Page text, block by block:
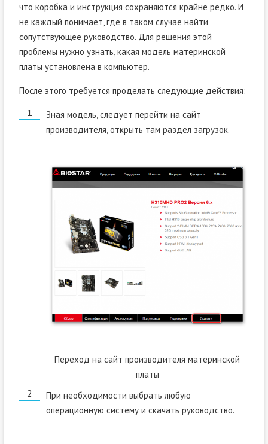
что коробка и инструкция сохраняются крайне редко. И
не каждый понимает, где в таком случае найти
сопутствующее руководство. Для решения этой
проблемы нужно узнать, какая модель материнской
платы установлена в компьютер.
После этого требуется проделать следующие действия:
Зная модель, следует перейти на сайт
производителя, открыть там раздел загрузок.
Переход на сайт производителя материнской
платы
При необходимости выбрать любую
операционную систему и скачать руководство.